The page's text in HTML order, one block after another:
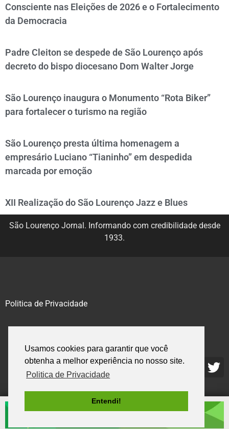
Usamos cookies para garantir que você
obtenha a melhor experiência no nosso site.
Politica de Privacidade
Entendi!
Consciente nas Eleições de 2026 e o Fortalecimento
da Democracia
Padre Cleiton se despede de São Lourenço após
decreto do bispo diocesano Dom Walter Jorge
São Lourenço inaugura o Monumento “Rota Biker”
para fortalecer o turismo na região
São Lourenço presta última homenagem a
empresário Luciano “Tianinho” em despedida
marcada por emoção
XII Realização do São Lourenço Jazz e Blues
São Lourenço Jornal. Informando com credibilidade desde
1933.
Politica de Privacidade